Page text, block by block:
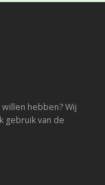
hebben? Wij
gebruik van de